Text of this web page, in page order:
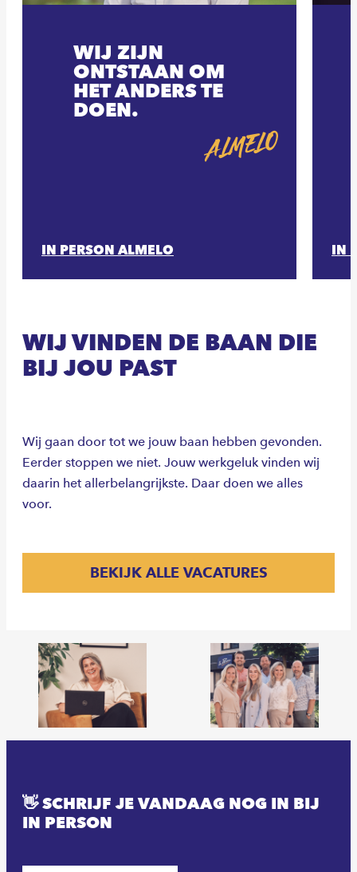
WIJ ZIJN
ONTSTAAN OM
HET ANDERS TE
DOEN.
ALMELO
IN PERSON ALMELO IN
WIJ VINDEN DE BAAN DIE
BIJ JOU PAST
Wij gaan door tot we jouw baan hebben gevonden.
Eerder stoppen we niet. Jouw werkgeluk vinden wij
daarin het allerbelangrijkste. Daar doen we alles
voor.
BEKIJK ALLE VACATURES
👋 SCHRIJF JE VANDAAG NOG IN BIJ
IN PERSON